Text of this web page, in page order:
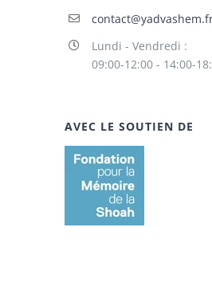
Lundi - Vendredi :
09:00-12:00 - 14:00-
AVEC LE SOUTIEN DE